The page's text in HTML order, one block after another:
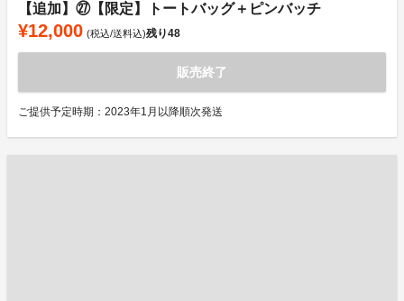
【追加】㉗【限定】トートバッグ＋ピンバッチ
¥12,000 (税込/送料込)残り48
販売終了
ご提供予定時期：2023年1月以降順次発送